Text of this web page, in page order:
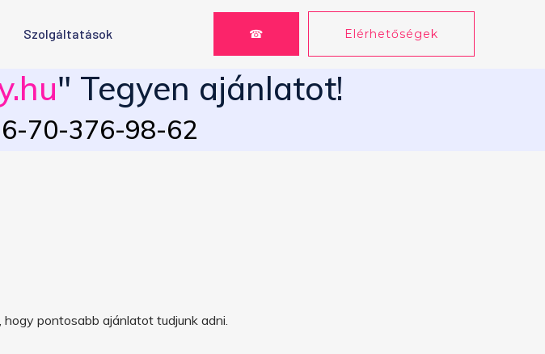
Szolgáltatások ☎ Elérhetőségek
" Tegyen ajánlatot!
70-376-98-62
pontosabb ajánlatot tudjunk adni.